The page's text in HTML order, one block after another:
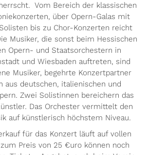
Vom Bereich der klassischen
über Opern-Galas mit
bis zu Chor-Konzerten reicht
Musiker, die sonst beim Hessischen
Opern- und Staatsorchestern in
und Wiesbaden auftreten, sind
Musiker, begehrte Konzertpartner
aus deutschen, italienischen und
Zwei Solistinnen bereichern das
Das Orchester vermittelt den
auf künstlerisch höchstem Niveau.
für das Konzert läuft auf vollen
Preis von 25 €uro können noch